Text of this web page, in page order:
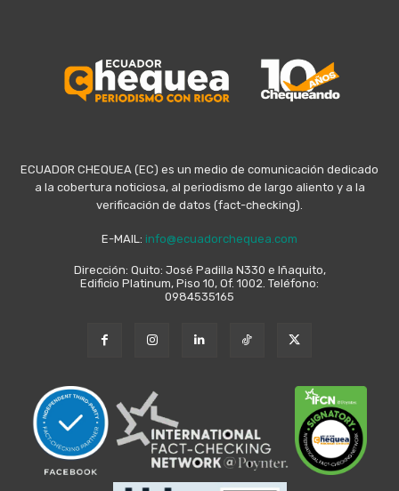
ECUADOR CHEQUEA (EC) es un medio de comunicación dedicado
a la cobertura noticiosa, al periodismo de largo aliento y a la
verificación de datos (fact-checking).
E-MAIL: info@ecuadorchequea.com
Dirección: Quito: José Padilla N330 e Iñaquito,
Edificio Platinum, Piso 10, Of. 1002. Teléfono:
0984535165